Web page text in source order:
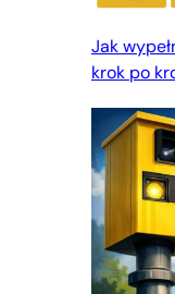
Jak
krok po